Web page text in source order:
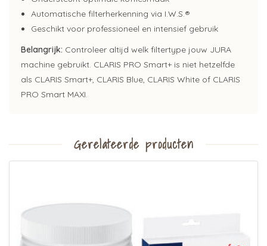
Automatische filterherkenning via I.W.S.®
Geschikt voor professioneel en intensief gebruik
Belangrijk: Controleer altijd welk filtertype jouw JURA
machine gebruikt. CLARIS PRO Smart+ is niet hetzelfde
als CLARIS Smart+, CLARIS Blue, CLARIS White of CLARIS
PRO Smart MAXI.
Gerelateerde producten